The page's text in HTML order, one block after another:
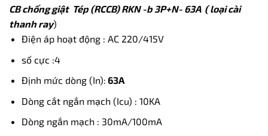
CB chống giật Tép (RCCB) RKN -b 3P+N- 63A ( loại cài
thanh ray)
Điện áp hoạt động : AC 220/415V
số cực :4
Định mức dòng (In): 63A
Dòng cắt ngắn mạch (Icu) : 10KA
Dòng ngắn mạch : 30mA/100mA